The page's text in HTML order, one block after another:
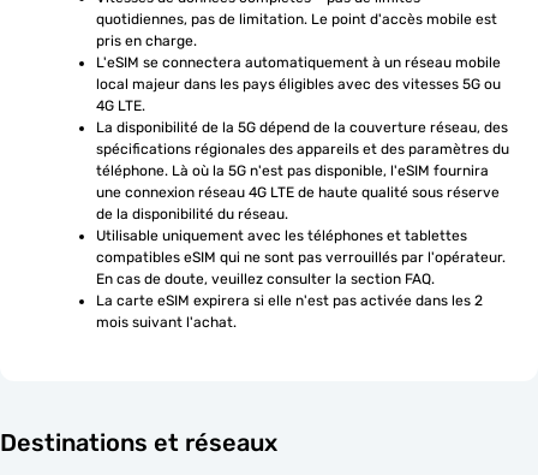
quotidiennes, pas de limitation. Le point d'accès mobile est
pris en charge.
L'eSIM se connectera automatiquement à un réseau mobile
local majeur dans les pays éligibles avec des vitesses 5G ou
4G LTE.
La disponibilité de la 5G dépend de la couverture réseau, des
spécifications régionales des appareils et des paramètres du
téléphone. Là où la 5G n'est pas disponible, l'eSIM fournira
une connexion réseau 4G LTE de haute qualité sous réserve
de la disponibilité du réseau.
Utilisable uniquement avec les téléphones et tablettes
compatibles eSIM qui ne sont pas verrouillés par l'opérateur.
En cas de doute, veuillez consulter la section FAQ.
La carte eSIM expirera si elle n'est pas activée dans les 2
mois suivant l'achat.
Destinations et réseaux